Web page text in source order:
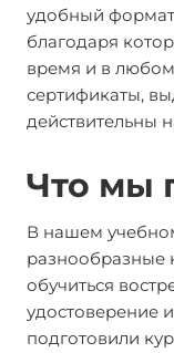
удобный
благодаря
время и в любом
сертификаты,
действительны
Что мы
В нашем
разнообразные
обучиться
удостоверение
подготовили